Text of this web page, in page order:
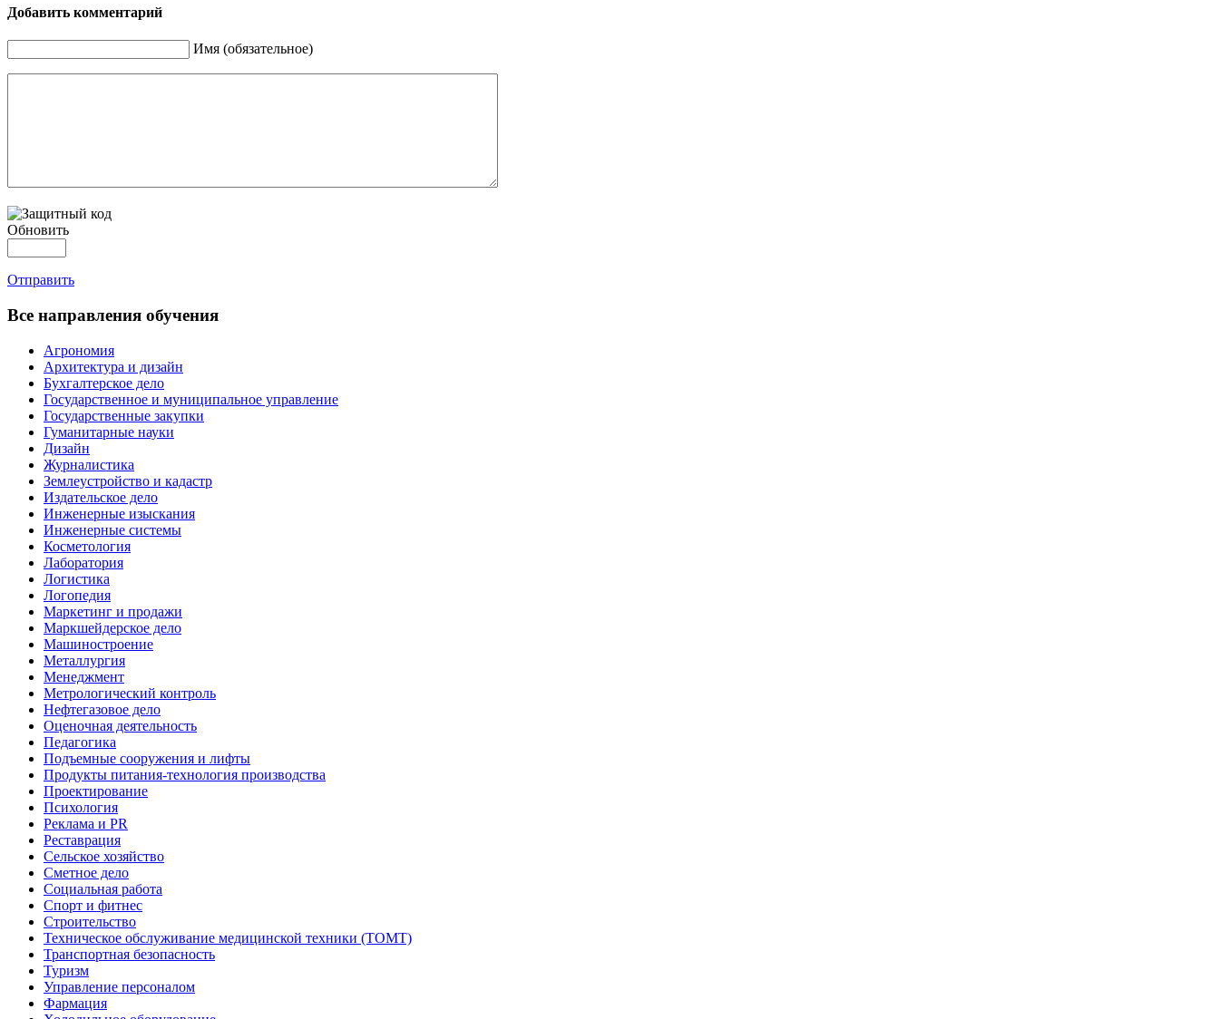
Добавить комментарий
Имя (обязательное)
Обновить
Отправить
Все направления обучения
Агрономия
Архитектура и дизайн
Бухгалтерское дело
Государственное и муниципальное управление
Государственные закупки
Гуманитарные науки
Дизайн
Журналистика
Землеустройство и кадастр
Издательское дело
Инженерные изыскания
Инженерные системы
Косметология
Лаборатория
Логистика
Логопедия
Маркетинг и продажи
Маркшейдерское дело
Машиностроение
Металлургия
Менеджмент
Метрологический контроль
Нефтегазовое дело
Оценочная деятельность
Педагогика
Подъемные сооружения и лифты
Продукты питания-технология производства
Проектирование
Психология
Реклама и PR
Реставрация
Сельское хозяйство
Сметное дело
Социальная работа
Спорт и фитнес
Строительство
Техническое обслуживание медицинской техники (ТОМТ)
Транспортная безопасность
Туризм
Управление персоналом
Фармация